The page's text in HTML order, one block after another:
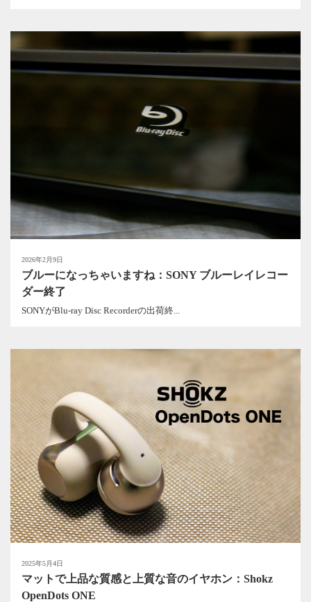
2026年2月9日
ブルーになっちゃいますね：SONY ブルーレイレコー
ダー終了
SONYがBlu-ray Disc Recorderの出荷終...
2025年5月4日
マットで上品な質感と上質な音のイヤホン：Shokz
OpenDots ONE